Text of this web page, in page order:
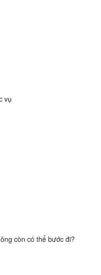
vụ
còn có thể bước đi?